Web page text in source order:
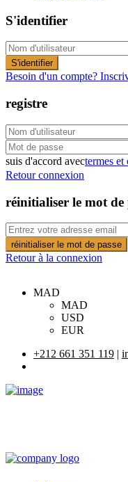
S'identifier
S'identifier
Besoin d'un compte?
registre
suis d'accord avectermes
Retour connexion
réinitialiser le mot de
réinitialiser le mot de passe
Retour à la connexion
MAD
MAD
USD
EUR
+212 661 351 119 |